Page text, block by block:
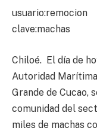
usuario:remocion
clave:machas
Chiloé. El día de
Autoridad
Grande de Cucao,
comunidad del
miles de machas